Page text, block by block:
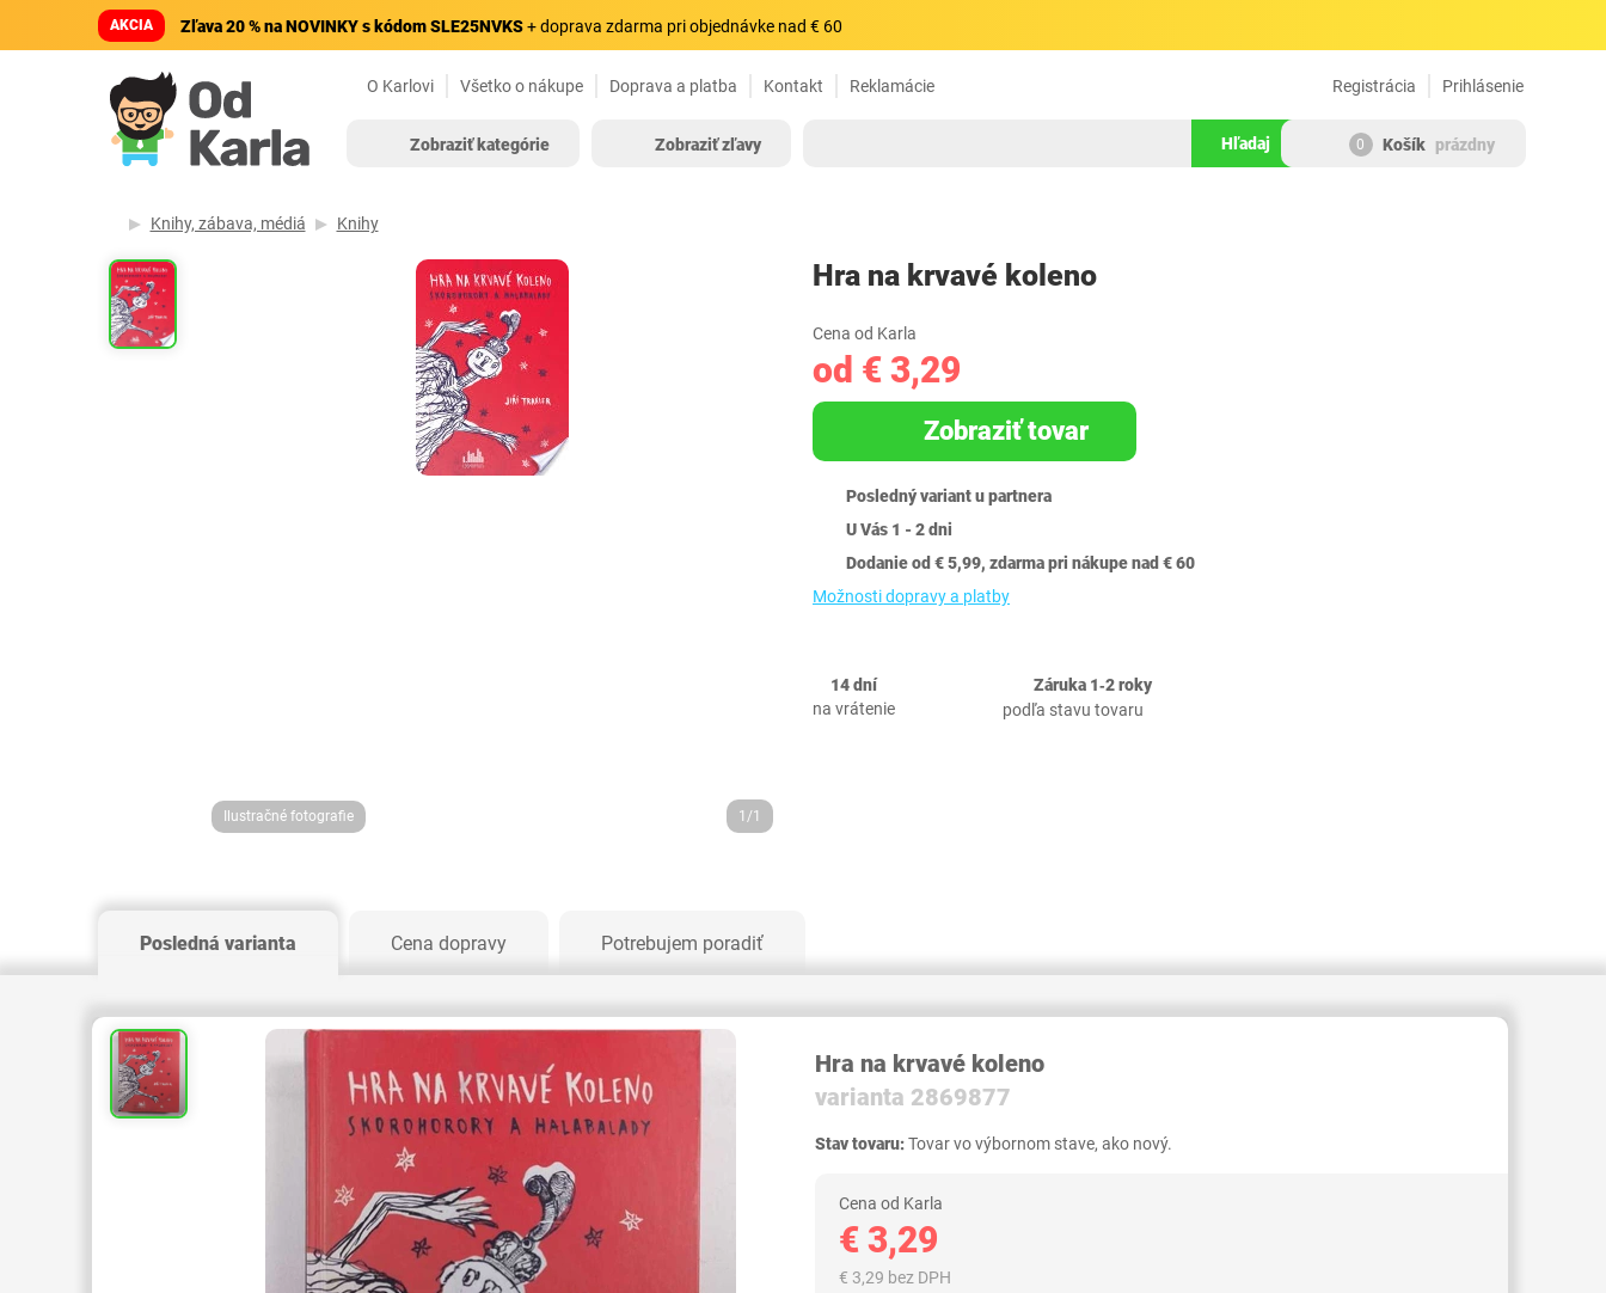
AKCIA Zľava 20 % na NOVINKY s kódom SLE25NVKS+ doprava zdarma pri objednávke nad € 60
O Karlovi Všetko o nákupe Doprava a platba Kontakt Reklamácie Prihlásenie
Registrácia
Zobraziť kategórie Zobraziť zľavy Hľadaj 0 Košík prázdny
Knihy, zábava, médiá Knihy
Ilustračné fotografie 1/1
Hra na krvavé koleno
Cena od Karla
od € 3,29
Zobraziť tovar
Posledný variant u partnera
U Vás 1 - 2 dni
Dodanie od € 5,99, zdarma pri nákupe nad € 60
Možnosti dopravy a platby
14 dní
na vrátenie
Záruka 1‐2 roky
podľa stavu tovaru
Posledná varianta Cena dopravy Potrebujem poradiť
Hra na krvavé koleno
varianta 2869877
Stav tovaru:Tovar vo výbornom stave, ako nový.
Cena od Karla
€ 3,29
€ 3,29 bez DPH